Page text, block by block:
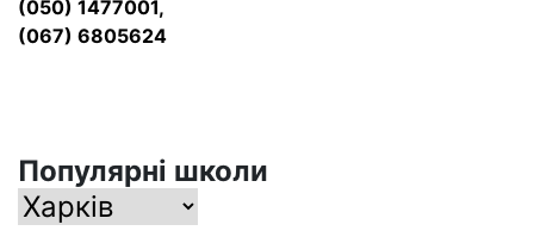
(050) 1477001,
(067) 6805624
Популярні школи